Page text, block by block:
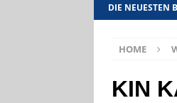
DIE NEUESTEN
HOME
KIN